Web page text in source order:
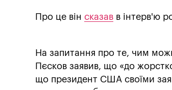
Про це він сказав в інтерв'ю
На запитання про те, чим
Пєсков заявив, що «до
що президент США своїми